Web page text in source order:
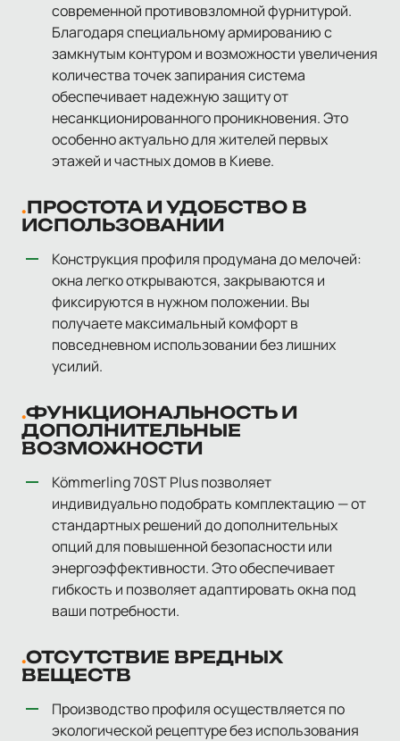
современной противовзломной фурнитурой.
Благодаря специальному армированию с
замкнутым контуром и возможности увеличения
количества точек запирания система
обеспечивает надежную защиту от
несанкционированного проникновения. Это
особенно актуально для жителей первых
этажей и частных домов в Киеве.
ПРОСТОТА И УДОБСТВО В
ИСПОЛЬЗОВАНИИ
Конструкция профиля продумана до мелочей:
окна легко открываются, закрываются и
фиксируются в нужном положении. Вы
получаете максимальный комфорт в
повседневном использовании без лишних
усилий.
ФУНКЦИОНАЛЬНОСТЬ И
ДОПОЛНИТЕЛЬНЫЕ
ВОЗМОЖНОСТИ
Kömmerling 70ST Plus позволяет
индивидуально подобрать комплектацию — от
стандартных решений до дополнительных
опций для повышенной безопасности или
энергоэффективности. Это обеспечивает
гибкость и позволяет адаптировать окна под
ваши потребности.
ОТСУТСТВИЕ ВРЕДНЫХ
ВЕЩЕСТВ
Производство профиля осуществляется по
экологической рецептуре без использования